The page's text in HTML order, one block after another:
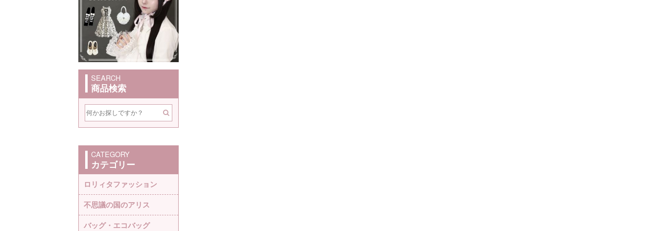
SEARCH
商品検索
CATEGORY
カテゴリー
ロリィタファッション
不思議の国のアリス
バッグ・エコバッグ